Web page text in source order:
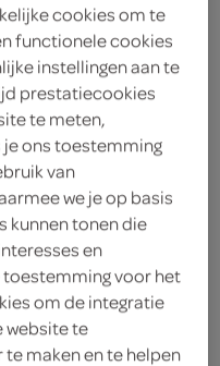
cookies om te
functionele cookies
instellingen aan te
prestatiecookies
te meten,
je ons toestemming
van
we je op basis
kunnen tonen die
en
toestemming voor het
om de integratie
website te
maken en te helpen